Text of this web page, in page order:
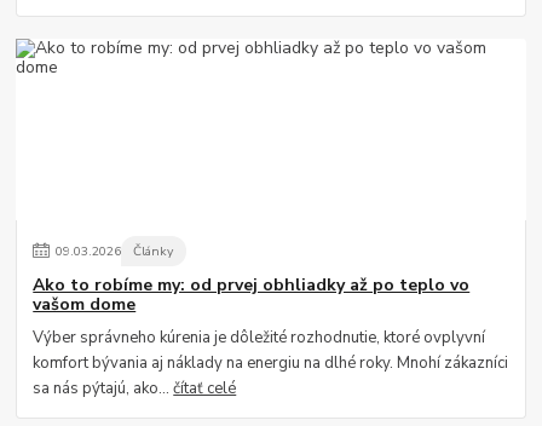
09.03.2026 Články
Ako to robíme my: od prvej obhliadky až po teplo vo
vašom dome
Výber správneho kúrenia je dôležité rozhodnutie, ktoré ovplyvní
komfort bývania aj náklady na energiu na dlhé roky. Mnohí zákazníci
sa nás pýtajú, ako...čítať celé